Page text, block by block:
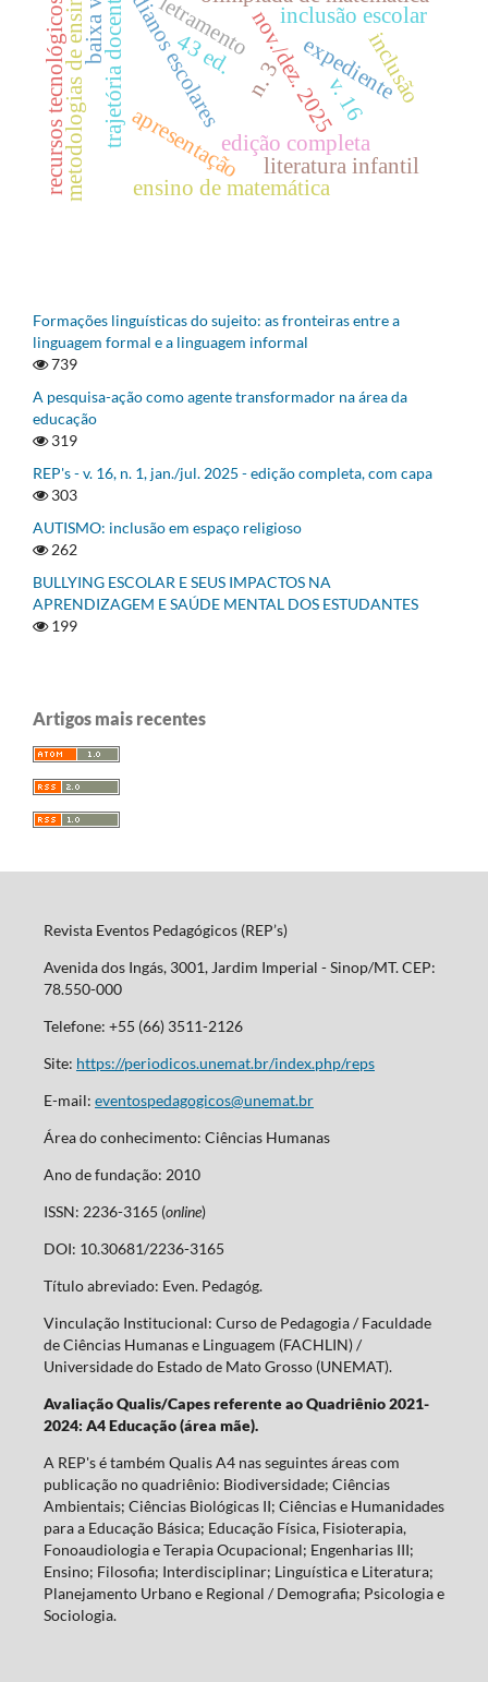
edição completa
v. 16
n. 3
nov./dez. 2025
43 ed. expediente
apresentação
ensino de matemática
cotidianos escolares
trajetória docente
inclusão escolar
metodologias de ensino
recursos tecnológicos literatura infantil
inclusão
letramento
Formações linguísticas do sujeito: as fronteiras entre a
linguagem formal e a linguagem informal
739
A pesquisa-ação como agente transformador na área da
educação
319
REP's - v. 16, n. 1, jan./jul. 2025 - edição completa, com capa
303
AUTISMO: inclusão em espaço religioso
262
BULLYING ESCOLAR E SEUS IMPACTOS NA
APRENDIZAGEM E SAÚDE MENTAL DOS ESTUDANTES
199
Artigos mais recentes
Revista Eventos Pedagógicos (REP’s)
Avenida dos Ingás, 3001, Jardim Imperial - Sinop/MT. CEP:
78.550-000
Telefone: +55 (66) 3511-2126
Site: https://periodicos.unemat.br/index.php/reps
E-mail: eventospedagogicos@unemat.br
Área do conhecimento: Ciências Humanas
Ano de fundação: 2010
ISSN: 2236-3165 (online)
DOI: 10.30681/2236-3165
Título abreviado: Even. Pedagóg.
Vinculação Institucional: Curso de Pedagogia / Faculdade
de Ciências Humanas e Linguagem (FACHLIN) /
Universidade do Estado de Mato Grosso (UNEMAT).
Avaliação Qualis/Capes referente ao Quadriênio 2021-
2024: A4 Educação (área mãe).
A REP's é também Qualis A4 nas seguintes áreas com
publicação no quadriênio: Biodiversidade; Ciências
Ambientais; Ciências Biológicas II; Ciências e Humanidades
para a Educação Básica; Educação Física, Fisioterapia,
Fonoaudiologia e Terapia Ocupacional; Engenharias III;
Ensino; Filosofia; Interdisciplinar; Linguística e Literatura;
Planejamento Urbano e Regional / Demografia; Psicologia e
Sociologia.